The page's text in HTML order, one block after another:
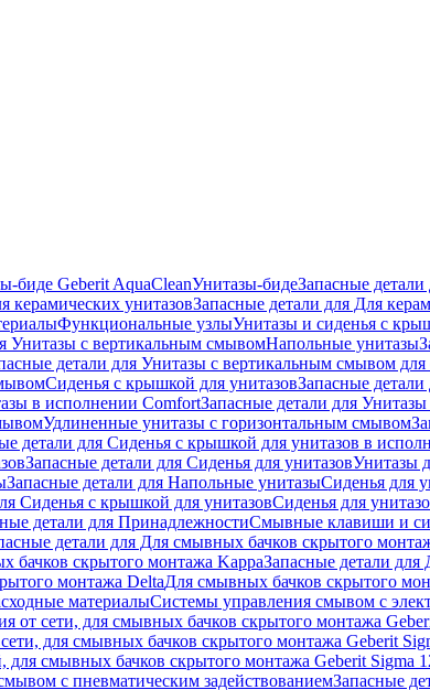
биде Geberit AquaCleanУнитазы-бидеЗапасные
керамических унитазовЗапасные детали для Для
Функциональные узлыУнитазы и сиденья с
Унитазы с вертикальным смывомНапольные унитазы
детали для Унитазы с вертикальным смывом
Сиденья с крышкой для унитазовЗапасные
в исполнении ComfortЗапасные детали для
Удлиненные унитазы с горизонтальным смывом
детали для Сиденья с крышкой для унитазов в
Запасные детали для Сиденья для унитазовУнитазы
Запасные детали для Напольные унитазыСиденья для
Сиденья с крышкой для унитазовСиденья для
детали для ПринадлежностиСмывные клавиши и
детали для Для смывных бачков скрытого
бачков скрытого монтажа KappaЗапасные детали
монтажа DeltaДля смывных бачков скрытого
материалыСистемы управления смывом с
от сети, для смывных бачков скрытого монтажа
для смывных бачков скрытого монтажа Geberit
для смывных бачков скрытого монтажа Geberit Sigma
с пневматическим задействованиемЗапасные